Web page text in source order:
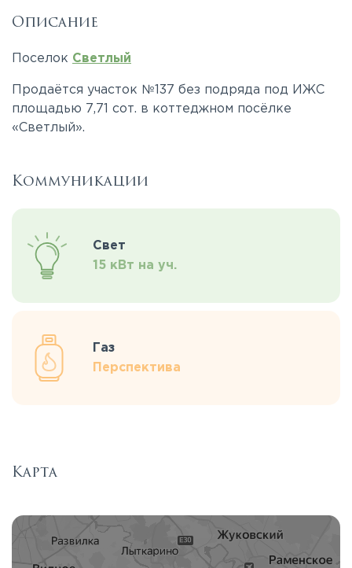
Описание
Поселок Светлый
Продаётся участок №137 без подряда под ИЖС
площадью 7,71 сот. в коттеджном посёлке
«Светлый».
Коммуникации
Свет
15 кВт на уч.
Газ
Перспектива
Карта